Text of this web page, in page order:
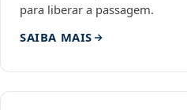
para liberar a passagem.
SAIBA MAIS